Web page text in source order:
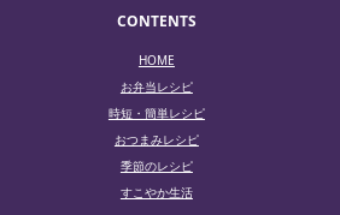
CONTENTS
HOME
お弁当レシピ
時短・簡単レシピ
おつまみレシピ
季節のレシピ
すこやか生活